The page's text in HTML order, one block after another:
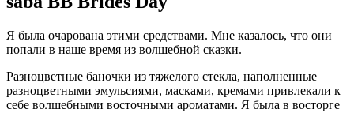
Я была очарована этими средствами. Мне казалось, что они
попали в наше время из волшебной сказки.
Разноцветные баночки из тяжелого стекла, наполненные
разноцветными эмульсиями, масками, кремами привлекали к
себе волшебными восточными ароматами. Я была в восторге